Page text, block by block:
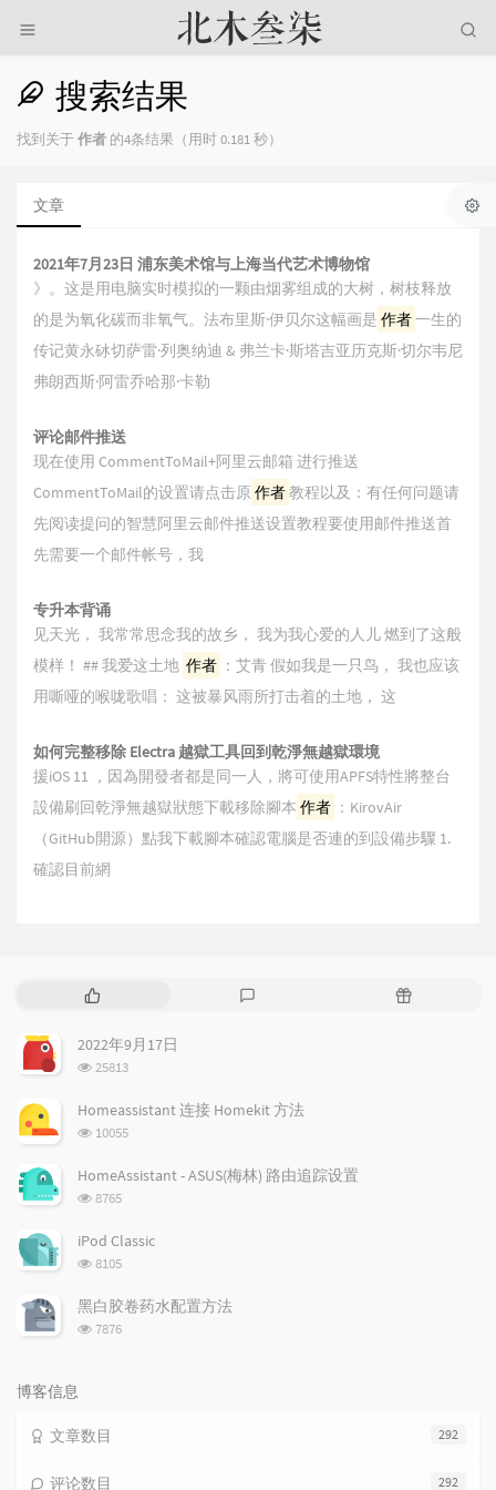
搜索结果
找到关于作者 的4条结果（用时 0.181 秒）
文章
2021年7月23日 浦东美术馆与上海当代艺术博物馆
》。这是用电脑实时模拟的一颗由烟雾组成的大树，树枝释放
的是为氧化碳而非氧气。法布里斯·伊贝尔这幅画是 作者一生的
传记黄永砅切萨雷·列奥纳迪 & 弗兰卡·斯塔吉亚历克斯·切尔韦尼
弗朗西斯·阿雷乔哈那·卡勒
评论邮件推送
现在使用 CommentToMail+阿里云邮箱 进行推送
CommentToMail的设置请点击原作者教程以及：有任何问题请
先阅读提问的智慧阿里云邮件推送设置教程要使用邮件推送首
先需要一个邮件帐号，我
专升本背诵
见天光， 我常常思念我的故乡， 我为我心爱的人儿 燃到了这般
模样！ ## 我爱这土地 作者 ：艾青 假如我是一只鸟， 我也应该
用嘶哑的喉咙歌唱： 这被暴风雨所打击着的土地， 这
如何完整移除 Electra 越獄工具回到乾淨無越獄環境
援iOS 11 ，因為開發者都是同一人，將可使用APFS特性將整台
設備刷回乾淨無越獄狀態下載移除腳本 作者 ：KirovAir
（GitHub開源）點我下載腳本確認電腦是否連的到設備步驟 1.
確認目前網
热
文
章
随
2022年9月17日
浏
次
25813
Homeassistant 连接 Homekit 方法
浏
次
10055
HomeAssistant - ASUS(梅林) 路由追踪设置
浏
次
8765
iPod Classic
浏
次
数:
8105
黑白胶卷药水配置方法
浏
7876
博客信息
292
文章数目
292
评论数目